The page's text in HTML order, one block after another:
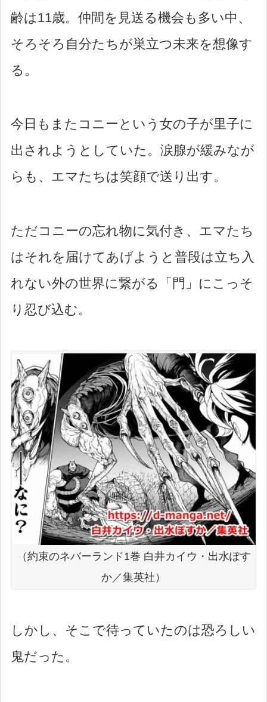
齢は11歳。仲間を見送る機会も多い中、
そろそろ自分たちが巣立つ未来を想像す
る。
今日もまたコニーという女の子が里子に
出されようとしていた。涙腺が緩みなが
らも、エマたちは笑顔で送り出す。
ただコニーの忘れ物に気付き、エマたち
はそれを届けてあげようと普段は立ち入
れない外の世界に繋がる「門」にこっそ
り忍び込む。
（約束のネバーランド1巻 白井カイウ・出水ぽす
か／集英社）
しかし、そこで待っていたのは恐ろしい
鬼だった。